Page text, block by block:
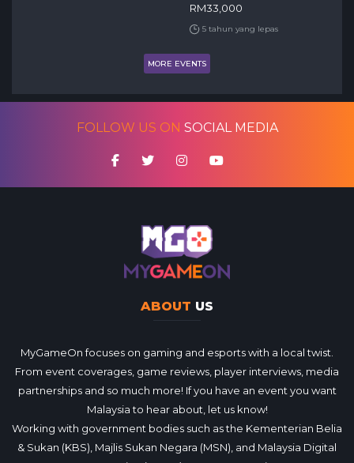
RM33,000
5 tahun yang lepas
MORE EVENTS
FOLLOW US ON SOCIAL MEDIA
ABOUT US
MyGameOn focuses on gaming and esports with a local twist.
From event coverages, game reviews, player interviews, media
partnerships and so much more! If you have an event you want
Malaysia to hear about, let us know!
Working with government bodies such as the Kementerian Belia
& Sukan (KBS), Majlis Sukan Negara (MSN), and Malaysia Digital